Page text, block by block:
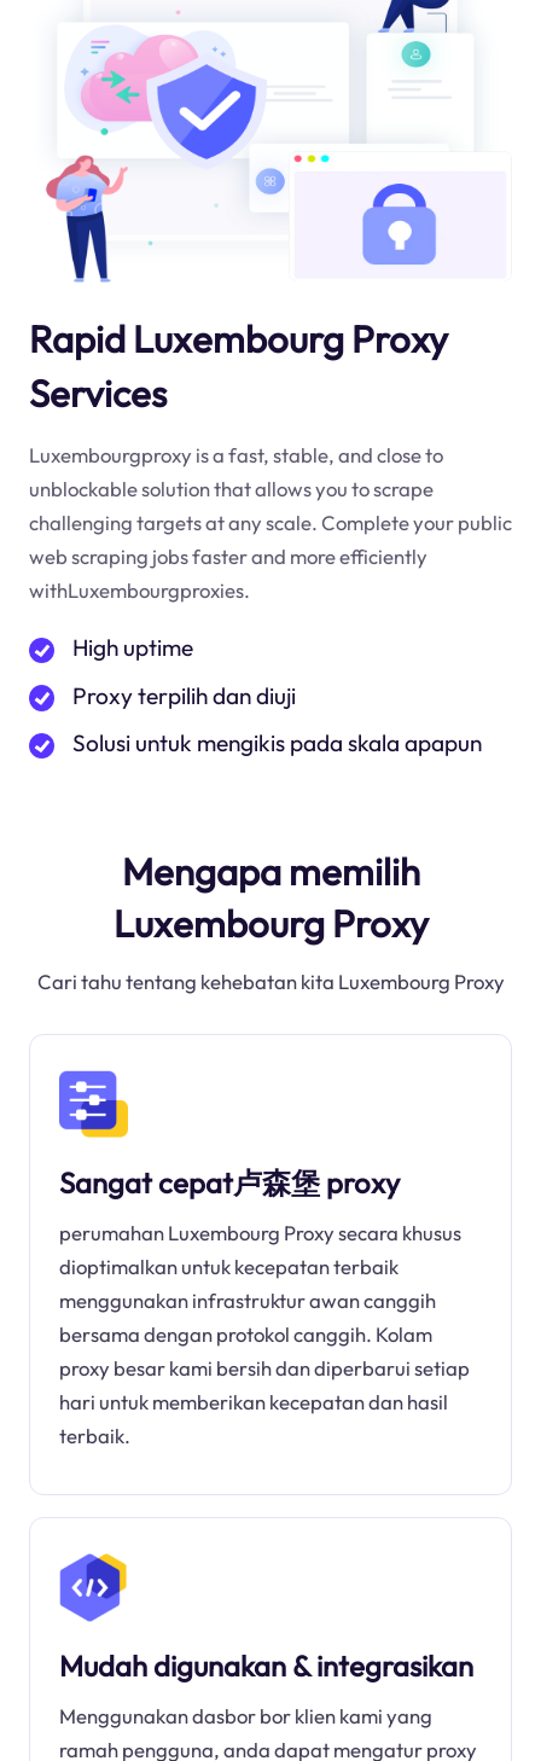
Rapid Luxembourg Proxy
Services
Luxembourgproxy is a fast, stable, and close to
unblockable solution that allows you to scrape
challenging targets at any scale. Complete your public
web scraping jobs faster and more efficiently
withLuxembourgproxies.
High uptime
Proxy terpilih dan diuji
Solusi untuk mengikis pada skala apapun
Mengapa memilih
Luxembourg Proxy
Cari tahu tentang kehebatan kita Luxembourg Proxy
Sangat cepat卢森堡 proxy
perumahan Luxembourg Proxy secara khusus
dioptimalkan untuk kecepatan terbaik
menggunakan infrastruktur awan canggih
bersama dengan protokol canggih. Kolam
proxy besar kami bersih dan diperbarui setiap
hari untuk memberikan kecepatan dan hasil
terbaik.
Mudah digunakan & integrasikan
Menggunakan dasbor bor klien kami yang
ramah pengguna, anda dapat mengatur proxy